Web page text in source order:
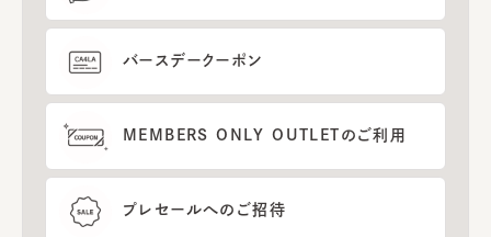
バースデークーポン
MEMBERS ONLY OUTLETのご利用
プレセールへのご招待